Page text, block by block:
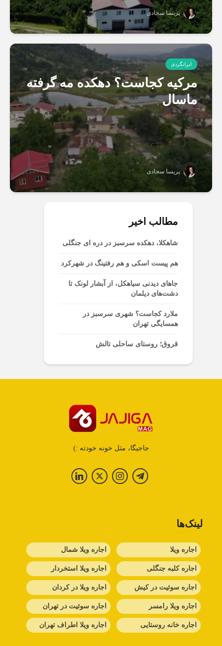
پریسا سجادی
ایرانگردی
مرکیه کجاست؟ دهکده مه گرفته
ماسال
پریسا سجادی
مطالب اخیر
شاهکلا، دهکده سرسبز در دره ای جنگلی
هم پیست اسکی و هم رفتینگ در شهرکرد
جاهای دیدنی سیاهکل، از آبشار لونک تا
دشت‌های دیلمان
ملارد کجاست؟ شهری سرسبز در
همسایگی تهران
قروق؛ روستای ساحلی تالش
جاجیگا، مثل خونه خودته :)
لینک‌ها
اجاره ویلا اجاره ویلا شمال
اجاره کلبه جنگلی اجاره ویلا استخردار
اجاره سوئیت در کیش اجاره ویلا در کردان
اجاره ویلا رامسر اجاره سوئیت در تهران
اجاره خانه روستایی اجاره ویلا اطراف تهران